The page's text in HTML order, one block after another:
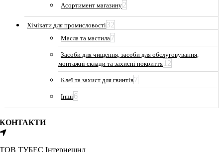
Асортимент магазину2
Хімікати для промисловості32
Масла та мастила7
Засоби для чищення, засоби для обслуговування,
монтажні склади та захисні покриття 12
Клеї та захист для гвинтів7
Інші6
КОНТАКТИ
ТОВ ТУБЕС Iнтернешнл